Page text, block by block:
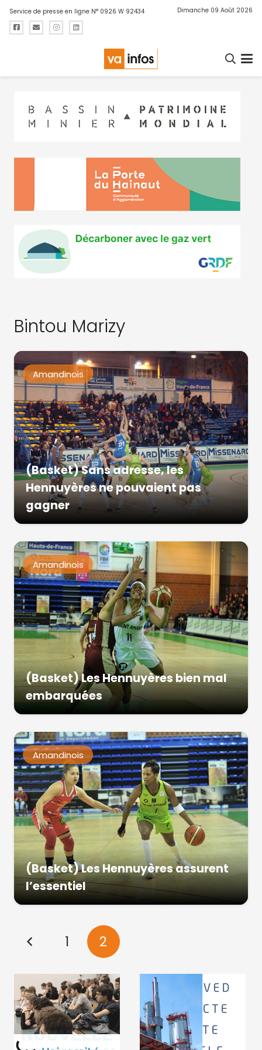
Service de presse en ligne N° 0926 W 92434 Dimanche 09 Août 2026
Bintou Marizy
Amandinois
(Basket) Sans adresse, les
Hennuyères ne pouvaient pas
gagner
Amandinois
(Basket) Les Hennuyères bien mal
embarquées
Amandinois
(Basket) Les Hennuyères assurent
l’essentiel
1 2